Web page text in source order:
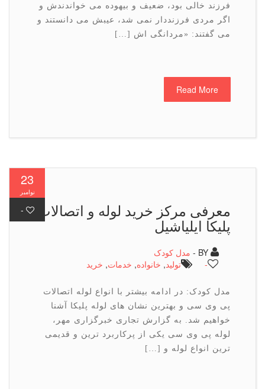
فرزند خالی بود، ضعیف و بیهوده می خواندندش و
اگر مردی فرزنددار نمی شد، عیبش می دانستند و
می گفتند: «مردانگی اش […]
Read More
-
معرفی مرکز خرید لوله و اتصالات
پلیکا ایلیاشیل
مدل کودک
تولید
,خانواده, خدمات, خرید
مدل کودک: در ادامه بیشتر با انواع لوله اتصالات
پی وی سی و بهترین نشان های لوله پلیکا آشنا
خواهیم شد. به گزارش تجاری خبرگزاری مهر،
لوله پی وی سی یکی از پرکاربرد ترین و قدیمی
ترین انواع لوله و […]